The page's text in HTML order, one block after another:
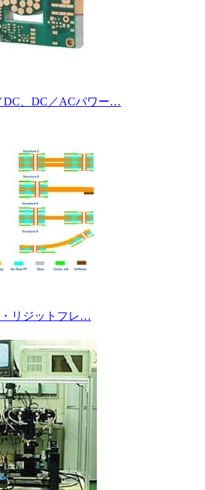
DC、DC／ACパワー…
リジットフレ…